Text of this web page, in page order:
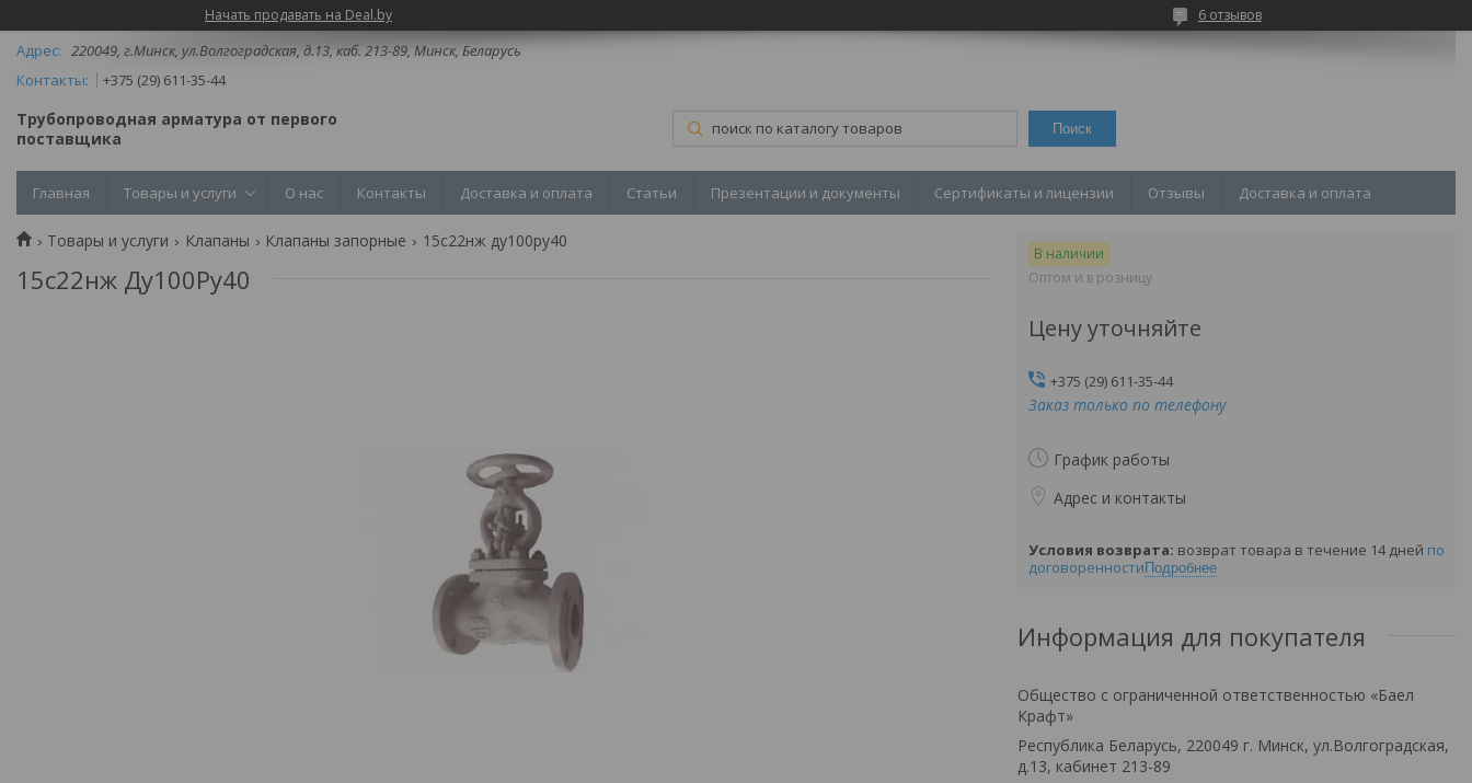
Начать продавать на Deal.by 6 отзывов
220049, г.Минск, ул.Волгоградская, д.13, каб. 213-89, Минск, Беларусь
+375 (29) 611-35-44
Трубопроводная арматура от первого
поставщика
Поиск
Главная Товары и услуги О нас Контакты Доставка и оплата Статьи Презентации и документы Сертификаты и лицензии Отзывы Доставка и оплата
Товары и услуги Клапаны Клапаны запорные 15с22нж ду100ру40
15с22нж Ду100Ру40
В наличии
Оптом и в розницу
Цену уточняйте
+375 (29) 611-35-44
Заказ только по телефону
График работы
Адрес и контакты
возврат товара в течение 14 дней по
договоренности Подробнее
Информация для покупателя
Общество с ограниченной ответственностью «Баел
Крафт»
Республика Беларусь, 220049 г. Минск, ул.Волгоградская,
д.13, кабинет 213-89